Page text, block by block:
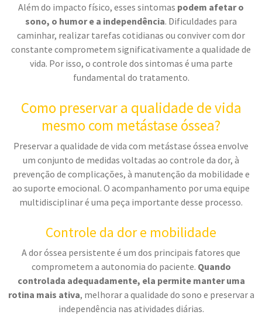
Além do impacto físico, esses sintomas podem afetar o
sono, o humor e a independência. Dificuldades para
caminhar, realizar tarefas cotidianas ou conviver com dor
constante comprometem significativamente a qualidade de
vida. Por isso, o controle dos sintomas é uma parte
fundamental do tratamento.
Como preservar a qualidade de vida
mesmo com metástase óssea?
Preservar a qualidade de vida com metástase óssea envolve
um conjunto de medidas voltadas ao controle da dor, à
prevenção de complicações, à manutenção da mobilidade e
ao suporte emocional. O acompanhamento por uma equipe
multidisciplinar é uma peça importante desse processo.
Controle da dor e mobilidade
A dor óssea persistente é um dos principais fatores que
comprometem a autonomia do paciente. Quando
controlada adequadamente, ela permite manter uma
rotina mais ativa, melhorar a qualidade do sono e preservar a
independência nas atividades diárias.